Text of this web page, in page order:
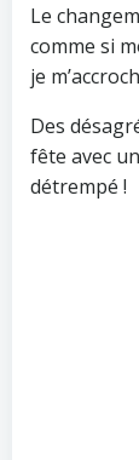
Le
comme si
je
Des
fête avec
détrempé !